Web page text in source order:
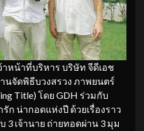
หน้าที่บริหาร บริษัท จีดีเอช
นจัดพิธีบวงสรวง ภาพยนตร์
Title) โดย GDH ร่วมกับ
ก น่ากอดแห่งปี ด้วยเรื่องราว
3 เจ้านาย ถ่ายทอดผ่าน 3 มุม